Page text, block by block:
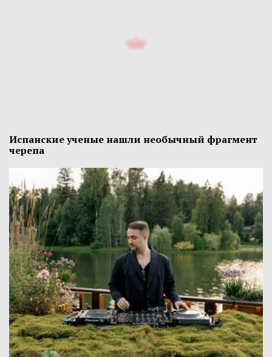
Испанские ученые нашли необычный фрагмент
черепа